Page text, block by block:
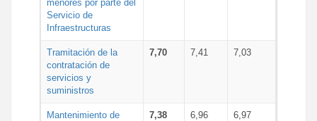
menores por parte del
Servicio de
Infraestructuras
Tramitación de la
contratación de
servicios y
suministros
7,70 7,41 7,03
Mantenimiento de
7,38 6,96 6,97